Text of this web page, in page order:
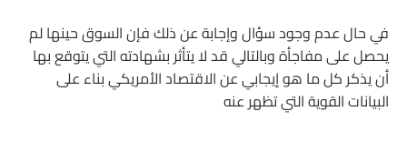
في حال عدم وجود سؤال وإجابة عن ذلك فإن السوق حينها لم
يحصل على مفاجأة وبالتالي قد لا يتأثر بشهادته التي يتوقع بها
أن يذكر كل ما هو إيجابي عن الاقتصاد الأمريكي بناء على
البيانات القوية التي تظهر عنه